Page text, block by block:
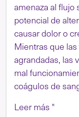
amenaza al flujo
potencial de
causar dolor o
Mientras que
agrandadas, las
mal
coágulos de
Leer más "